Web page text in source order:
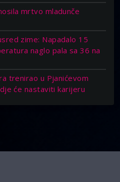
mrtvo mladunče
zime: Napadalo 15
naglo pala sa 36 na
trenirao u Pjanićevom
će nastaviti karijeru